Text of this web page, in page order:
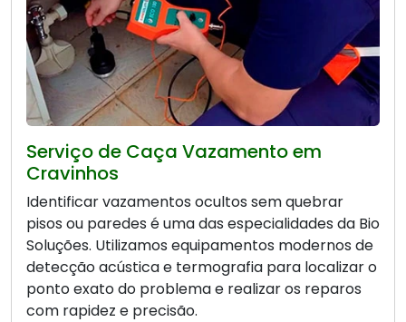
Serviço de Caça Vazamento em
Cravinhos
Identificar vazamentos ocultos sem quebrar
pisos ou paredes é uma das especialidades da Bio
Soluções. Utilizamos equipamentos modernos de
detecção acústica e termografia para localizar o
ponto exato do problema e realizar os reparos
com rapidez e precisão.